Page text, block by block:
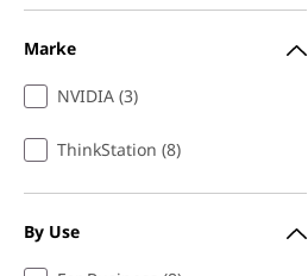
h
Marke
NVIDIA (3)
ThinkStation (8)
By Use